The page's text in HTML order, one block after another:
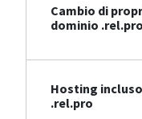
Cambio di
dominio .rel.pro
Hosting
.rel.pro